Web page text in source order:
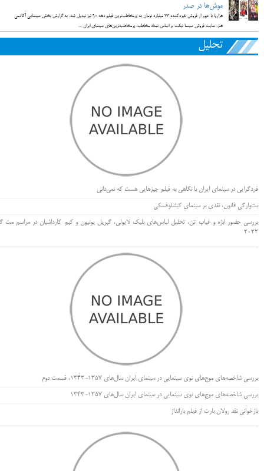
موش‌ها در صدر
هزارپا با عبور از فروش خیره‌کننده 33 میلیارد تومان به پرمخاطب‌ترین فیلم دهه 90 نیز تبدیل شد. به گزارش بخش سینمایی آکادمی
هنر، سایت فروش سینما تیکت بر اساس تعداد مخاطب، پرمخاطب‌ترین‌های سینمای ایران ...
تحلیل
فردگرایی در سینمای ایران با نگاهی به فیلم چیزهایی هست که نمی‌دانی
بت‌وارگی قانون، نقدی بر سینمای کیشلوفسکی
بررسی حضور ابژه و غیاب تن، تحلیل لباس‌های بلیک لایولی، گبریل یونیون و کیم کارداشیان در مراسم مت
۲۰۲۲
بررسی شاخصه‌های موج‌های نوی سینمایی در سینمای ایران سال‌های 1357-1343، قسمت دوم
بررسی شاخصه‌های موج‌های نوی سینمایی در سینمای ایران سال‌های 1357-1343
بازخوانی نقد رولان بارت از فیلم بارانداز